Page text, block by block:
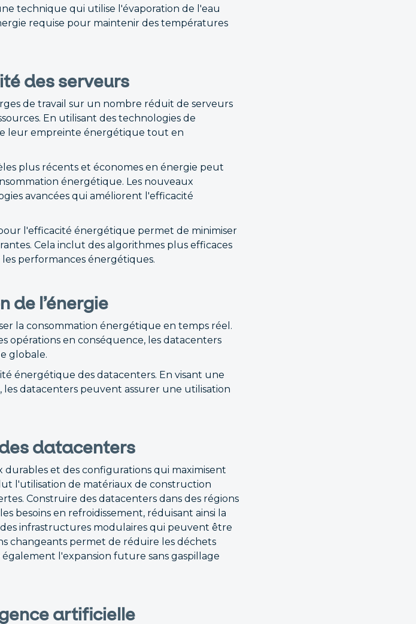
technique qui utilise l'évaporation de l'eau
requise pour maintenir des températures
des serveurs
de travail sur un nombre réduit de serveurs
En utilisant des technologies de
leur empreinte énergétique tout en
plus récents et économes en énergie peut
énergétique. Les nouveaux
avancées qui améliorent l'efficacité
l'efficacité énergétique permet de minimiser
Cela inclut des algorithmes plus efficaces
performances énergétiques.
de l’énergie
la consommation énergétique en temps réel.
opérations en conséquence, les datacenters
globale.
énergétique des datacenters. En visant une
les datacenters peuvent assurer une utilisation
datacenters
durables et des configurations qui maximisent
l'utilisation de matériaux de construction
Construire des datacenters dans des régions
besoins en refroidissement, réduisant ainsi la
infrastructures modulaires qui peuvent être
changeants permet de réduire les déchets
l'expansion future sans gaspillage
artificielle